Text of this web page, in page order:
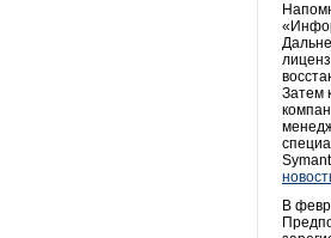
Затем
В